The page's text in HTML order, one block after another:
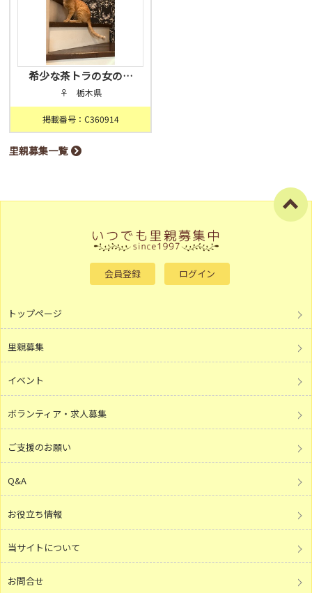
希少な茶トラの女の…
♀ 栃木県
掲載番号：C360914
里親募集一覧
会員登録 ログイン
トップページ
里親募集
イベント
ボランティア・求人募集
ご支援のお願い
Q&A
お役立ち情報
当サイトについて
お問合せ